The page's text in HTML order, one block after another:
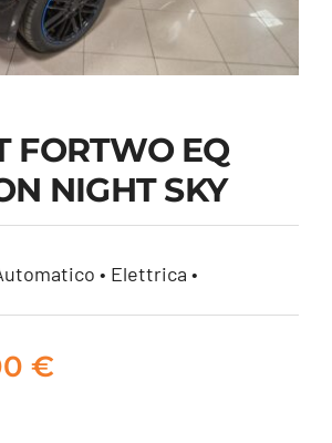
FORTWO EQ
FORTWO EQ
NIGHT SKY
• Elettrica •
€